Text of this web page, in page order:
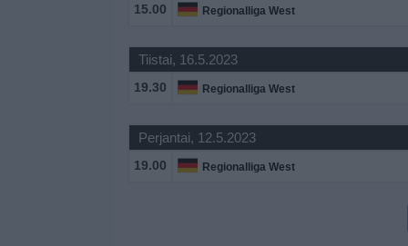
15.00 Regionalliga West
Tiistai, 16.5.2023
19.30 Regionalliga West
Perjantai, 12.5.2023
19.00 Regionalliga West